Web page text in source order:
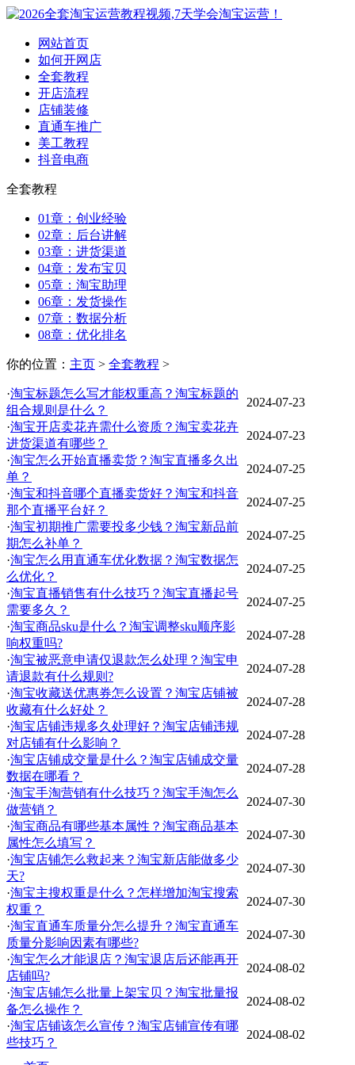
网站首页
如何开网店
全套教程
开店流程
店铺装修
直通车推广
美工教程
抖音电商
全套教程
01章：创业经验
02章：后台讲解
03章：进货渠道
04章：发布宝贝
05章：淘宝助理
06章：发货操作
07章：数据分析
08章：优化排名
你的位置： 主页 > 全套教程 >
·淘宝标题怎么写才能权重高？淘宝标题的
组合规则是什么？
2024-07-23
·淘宝开店卖花卉需什么资质？淘宝卖花卉
进货渠道有哪些？
2024-07-23
·淘宝怎么开始直播卖货？淘宝直播多久出
单？
2024-07-25
·淘宝和抖音哪个直播卖货好？淘宝和抖音
那个直播平台好？
2024-07-25
·淘宝初期推广需要投多少钱？淘宝新品前
期怎么补单？
2024-07-25
·淘宝怎么用直通车优化数据？淘宝数据怎
么优化？
2024-07-25
·淘宝直播销售有什么技巧？淘宝直播起号
需要多久？
2024-07-25
·淘宝商品sku是什么？淘宝调整sku顺序影
响权重吗?
2024-07-28
·淘宝被恶意申请仅退款怎么处理？淘宝申
请退款有什么规则?
2024-07-28
·淘宝收藏送优惠券怎么设置？淘宝店铺被
收藏有什么好处？
2024-07-28
·淘宝店铺违规多久处理好？淘宝店铺违规
对店铺有什么影响？
2024-07-28
·淘宝店铺成交量是什么？淘宝店铺成交量
数据在哪看？
2024-07-28
·淘宝手淘营销有什么技巧？淘宝手淘怎么
做营销？
2024-07-30
·淘宝商品有哪些基本属性？淘宝商品基本
属性怎么填写？
2024-07-30
·淘宝店铺怎么救起来？淘宝新店能做多少
天?
2024-07-30
·淘宝主搜权重是什么？怎样增加淘宝搜索
权重？
2024-07-30
·淘宝直通车质量分怎么提升？淘宝直通车
质量分影响因素有哪些?
2024-07-30
·淘宝怎么才能退店？淘宝退店后还能再开
店铺吗?
2024-08-02
·淘宝店铺怎么批量上架宝贝？淘宝批量报
备怎么操作？
2024-08-02
·淘宝店铺该怎么宣传？淘宝店铺宣传有哪
些技巧？
2024-08-02